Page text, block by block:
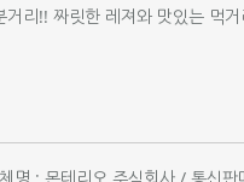
리!! 짜릿한 레져와 맛있는 먹